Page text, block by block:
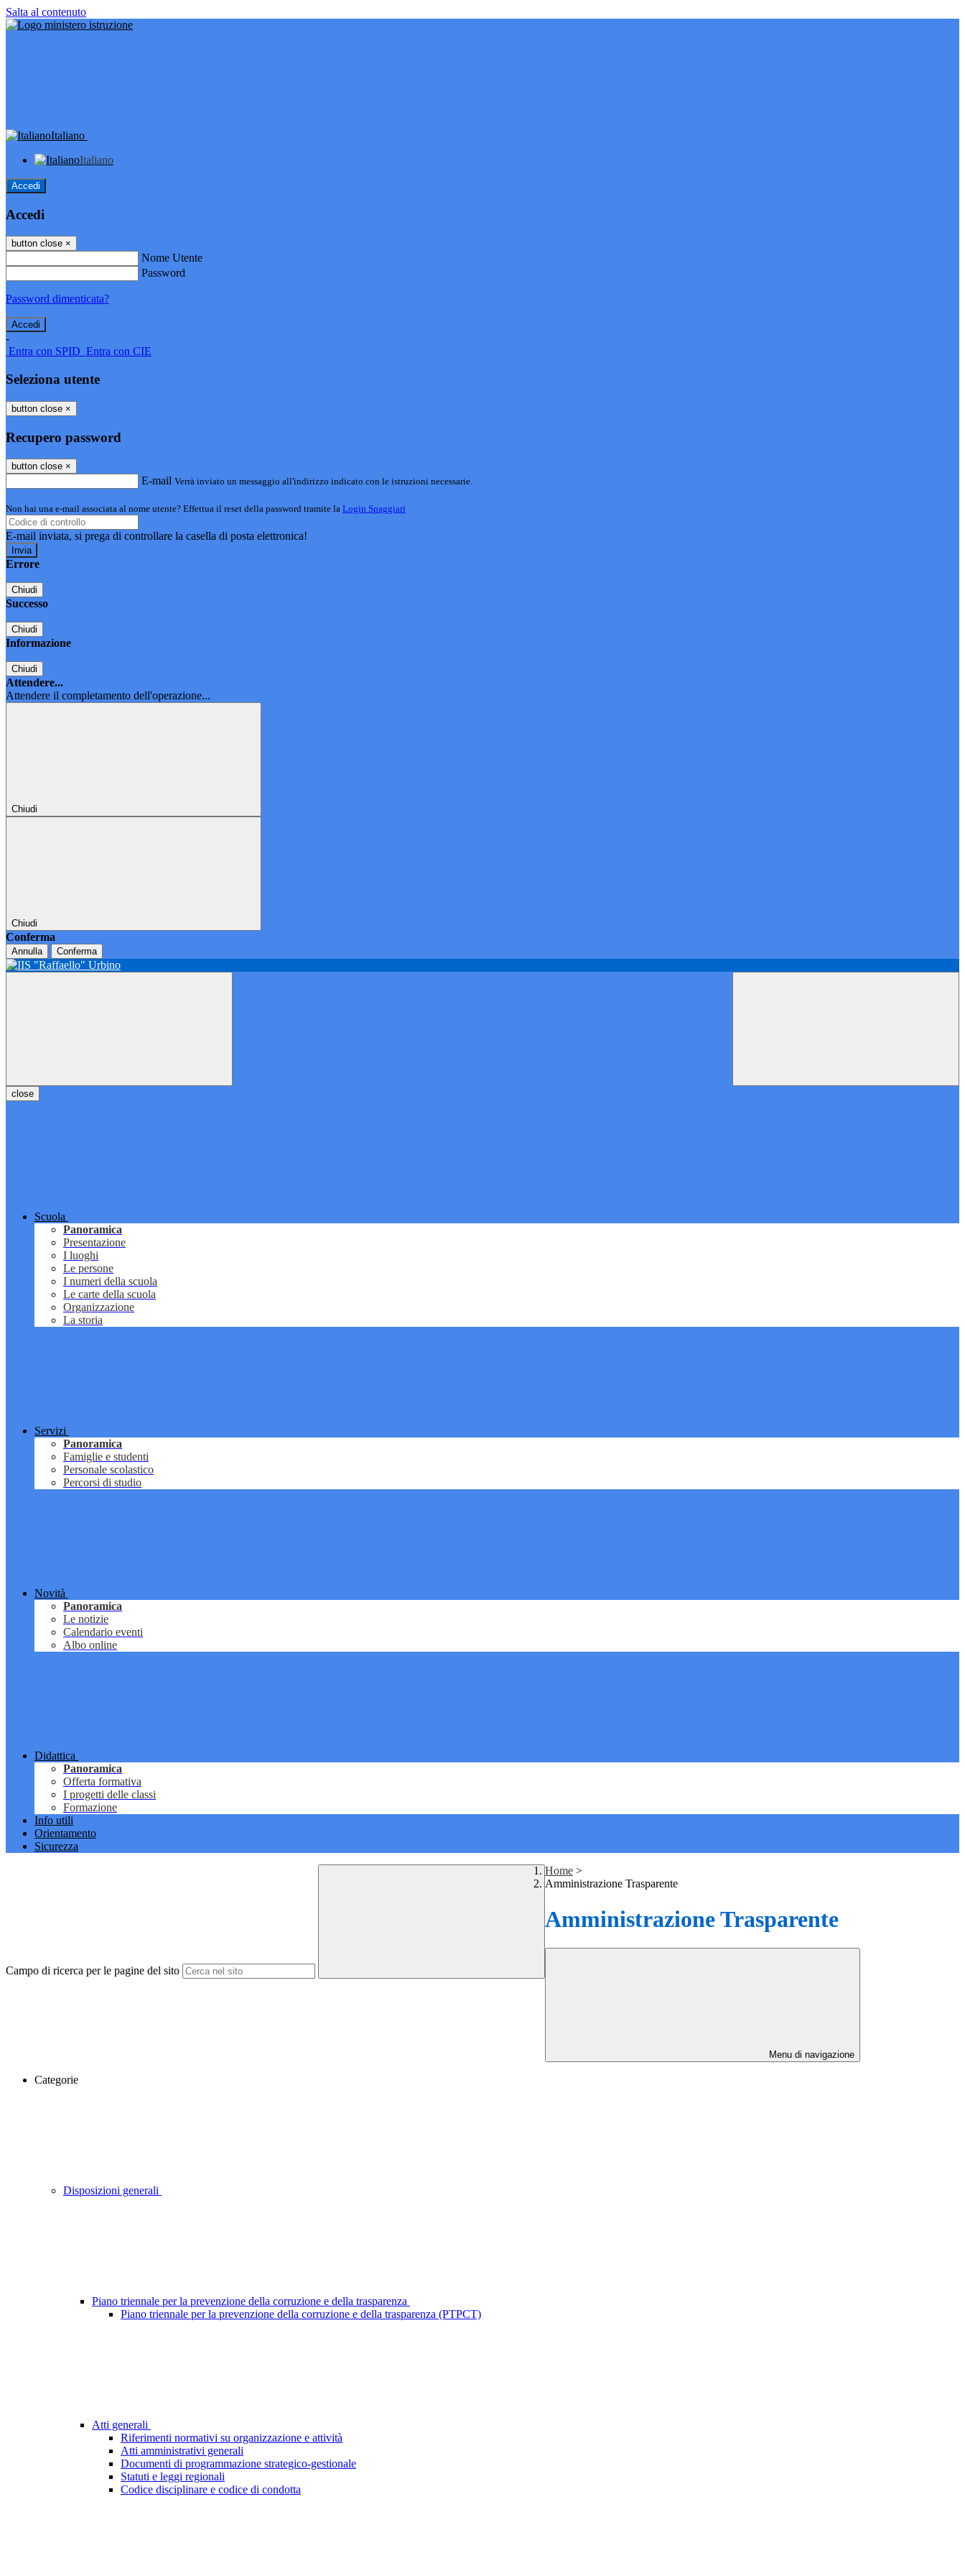
Salta al contenuto
Italiano
Italiano
Accedi
Accedi
button close ×
Nome Utente
Password
Password dimenticata?
-
Entra con SPID Entra con CIE
Seleziona utente
button close ×
Recupero password
button close ×
E-mail Verrà inviato un messaggio all'indirizzo indicato con le istruzioni necessarie.
Non hai una e-mail associata al nome utente? Effettua il reset della password tramite la Login Spaggiari
E-mail inviata, si prega di controllare la casella di posta elettronica!
Errore
Chiudi
Successo
Chiudi
Informazione
Chiudi
Attendere...
Attendere il completamento dell'operazione...
Chiudi
Chiudi
Conferma
Annulla Conferma
close
Scuola
Panoramica
Presentazione
I luoghi
Le persone
I numeri della scuola
Le carte della scuola
Organizzazione
La storia
Servizi
Panoramica
Famiglie e studenti
Personale scolastico
Percorsi di studio
Novità
Panoramica
Le notizie
Calendario eventi
Albo online
Didattica
Panoramica
Offerta formativa
I progetti delle classi
Formazione
Info utili
Orientamento
Sicurezza
Campo di ricerca per le pagine del sito
Home >
Amministrazione Trasparente
Amministrazione Trasparente
Menu di navigazione
Categorie
Disposizioni generali
Piano triennale per la prevenzione della corruzione e della trasparenza
Piano triennale per la prevenzione della corruzione e della trasparenza (PTPCT)
Atti generali
Riferimenti normativi su organizzazione e attività
Atti amministrativi generali
Documenti di programmazione strategico-gestionale
Statuti e leggi regionali
Codice disciplinare e codice di condotta